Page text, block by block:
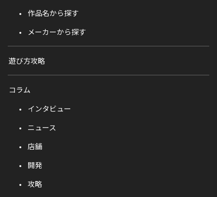
作品名から探す
メーカーから探す
遊び方攻略
コラム
インタビュー
ニュース
店舗
開発
攻略